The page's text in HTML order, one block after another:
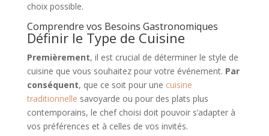
choix possible.
Comprendre vos Besoins Gastronomiques
Définir le Type de Cuisine
Premièrement, il est crucial de déterminer le style de
cuisine que vous souhaitez pour votre événement. Par
conséquent, que ce soit pour une cuisine
traditionnelle savoyarde ou pour des plats plus
contemporains, le chef choisi doit pouvoir s’adapter à
vos préférences et à celles de vos invités.